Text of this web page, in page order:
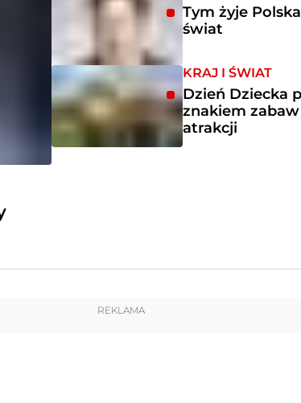
Tym żyje
świat
KRAJ I ŚWIAT
Dzień Dziecka
znakiem
atrakcji
REKLAMA